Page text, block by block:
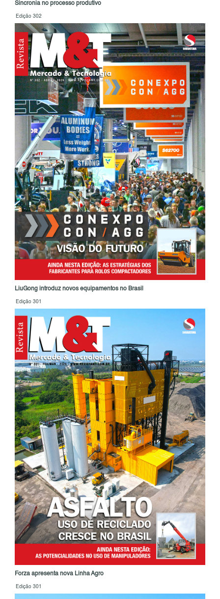
Sincronia no processo produtivo
Edição 302
LiuGong introduz novos equipamentos no Brasil
Edição 301
Forza apresenta nova Linha Agro
Edição 301